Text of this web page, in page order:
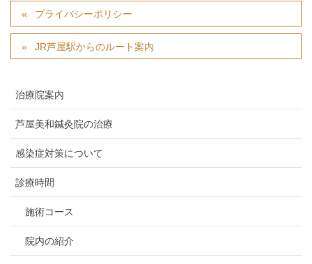
プライバシーポリシー
JR芦屋駅からのルート案内
治療院案内
芦屋美和鍼灸院の治療
感染症対策について
診療時間
施術コース
院内の紹介